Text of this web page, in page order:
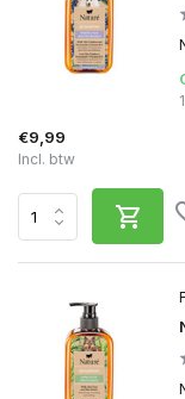
€9,99
Incl. btw